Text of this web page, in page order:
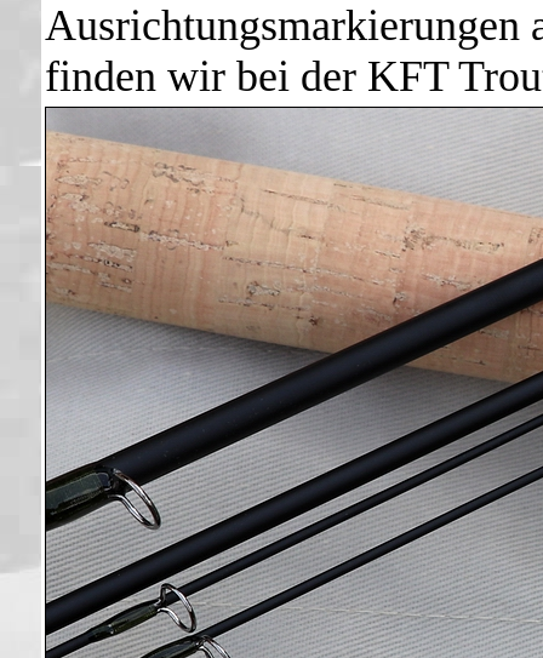
Ausrichtungsmarkierungen
finden wir bei der KFT